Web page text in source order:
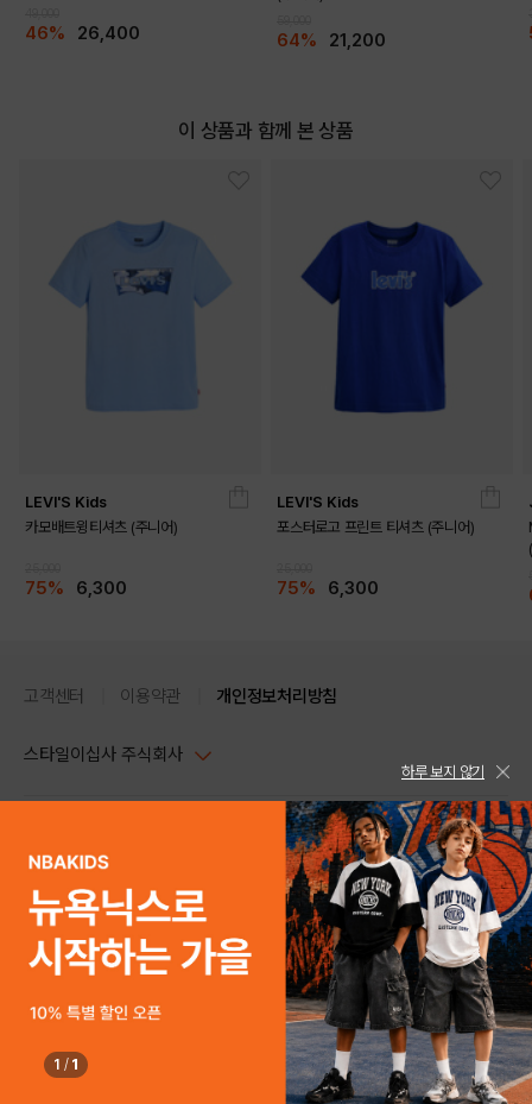
46% 26,400 64% 21,200
이 상품과 함께 본 상품
LEVI'S Kids
카모배트윙티셔츠 (주니어)
75% 6,300
LEVI'S Kids
포스터로고 프린트 티셔츠 (주니어)
75% 6,300
구매하기
고객센터 이용약관 개인정보처리방침
스타일이십사 주식회사
주소 : 서울시 강남구 논현로 633, 6층 (논현동, 한세엠케이빌딩)
사업자등록번호 : 116-81-32499
통신판매업신고번호 : 제 2024-서울강남-04239
호스팅 서비스 : 스타일이십사㈜
고객센터 1544-5336(평일 09:00~ 18:00 토/일/공휴일 휴무)
스타일24 고객센터 1544-5336
평일 09:00~ 18:00 (토/일/공휴일 휴무)
help Email : help@style24.com
COPYRIGHTⓒ2021 STYLE24 ALL RIGHTS RESERVED.
하루 보지 않기
1 / 1